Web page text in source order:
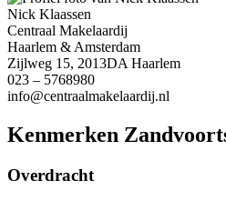
Nick Klaassen
Centraal Makelaardij
Haarlem & Amsterdam
Zijlweg 15, 2013DA Haarlem
023 – 5768980
info@centraalmakelaardij.nl
Kenmerken
Overdracht